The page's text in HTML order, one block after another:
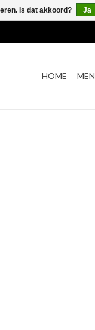
HOME MEN
Is dat akkoord? Ja